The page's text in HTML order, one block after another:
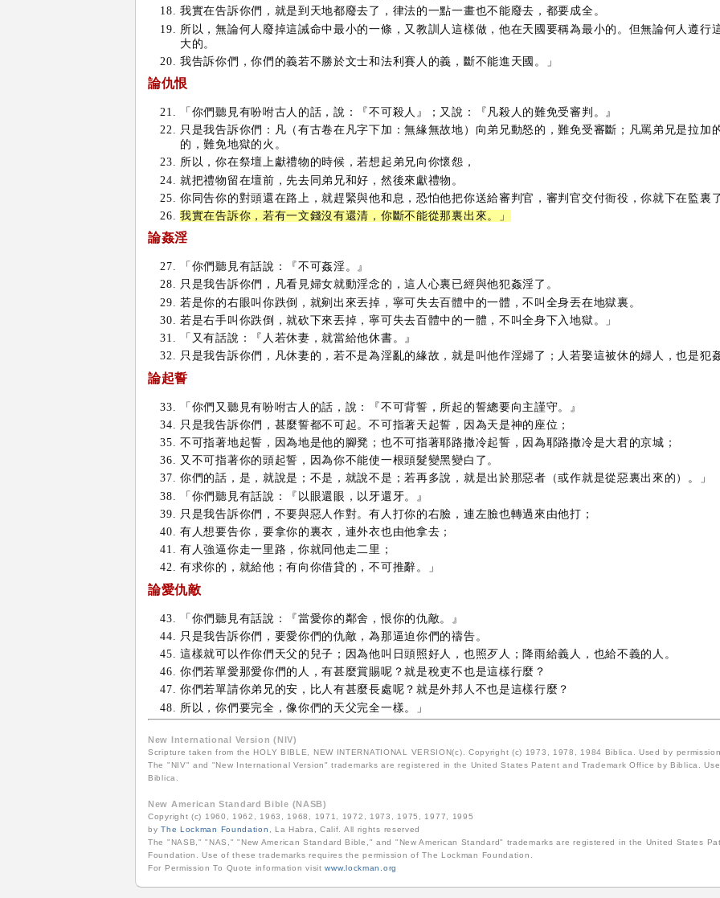
我實在告訴你們，就是到天地都廢去了，律法的一點一畫也不能廢去，都要成全。
所以，無論何人廢掉這誡命中最小的一條，又教訓人這樣做，他在天國要稱為最小的。但無論何人遵行
大的。
我告訴你們，你們的義若不勝於文士和法利賽人的義，斷不能進天國。」
論仇恨
「你們聽見有吩咐古人的話，說：『不可殺人』；又說：『凡殺人的難免受審判。』
只是我告訴你們：凡（有古卷在凡字下加：無緣無故地）向弟兄動怒的，難免受審斷；凡罵弟兄是拉加
的，難免地獄的火。
所以，你在祭壇上獻禮物的時候，若想起弟兄向你懷怨，
就把禮物留在壇前，先去同弟兄和好，然後來獻禮物。
你同告你的對頭還在路上，就趕緊與他和息，恐怕他把你送給審判官，審判官交付衙役，你就下在監裏了
我實在告訴你，若有一文錢沒有還清，你斷不能從那裏出來。」
論姦淫
「你們聽見有話說：『不可姦淫。』
只是我告訴你們，凡看見婦女就動淫念的，這人心裏已經與他犯姦淫了。
若是你的右眼叫你跌倒，就剜出來丟掉，寧可失去百體中的一體，不叫全身丟在地獄裏。
若是右手叫你跌倒，就砍下來丟掉，寧可失去百體中的一體，不叫全身下入地獄。」
「又有話說：『人若休妻，就當給他休書。』
只是我告訴你們，凡休妻的，若不是為淫亂的緣故，就是叫他作淫婦了；人若娶這被休的婦人，也是犯
論起誓
「你們又聽見有吩咐古人的話，說：『不可背誓，所起的誓總要向主謹守。』
只是我告訴你們，甚麼誓都不可起。不可指著天起誓，因為天是神的座位；
不可指著地起誓，因為地是他的腳凳；也不可指著耶路撒冷起誓，因為耶路撒冷是大君的京城；
又不可指著你的頭起誓，因為你不能使一根頭髮變黑變白了。
你們的話，是，就說是；不是，就說不是；若再多說，就是出於那惡者（或作就是從惡裏出來的）。」
「你們聽見有話說：『以眼還眼，以牙還牙。』
只是我告訴你們，不要與惡人作對。有人打你的右臉，連左臉也轉過來由他打；
有人想要告你，要拿你的裏衣，連外衣也由他拿去；
有人強逼你走一里路，你就同他走二里；
有求你的，就給他；有向你借貸的，不可推辭。」
論愛仇敵
「你們聽見有話說：『當愛你的鄰舍，恨你的仇敵。』
只是我告訴你們，要愛你們的仇敵，為那逼迫你們的禱告。
這樣就可以作你們天父的兒子；因為他叫日頭照好人，也照歹人；降雨給義人，也給不義的人。
你們若單愛那愛你們的人，有甚麼賞賜呢？就是稅吏不也是這樣行麼？
你們若單請你弟兄的安，比人有甚麼長處呢？就是外邦人不也是這樣行麼？
所以，你們要完全，像你們的天父完全一樣。」
New International Version (NIV)
Scripture taken from the HOLY BIBLE, NEW INTERNATIONAL VERSION(c). Copyright (c) 1973, 1978, 1984 Biblica. Used by
The "NIV" and "New International Version" trademarks are registered in the United States Patent and Trademark Office by Biblica.
Biblica.
New American Standard Bible (NASB)
Copyright (c) 1960, 1962, 1963, 1968, 1971, 1972, 1973, 1975, 1977, 1995
byThe Lockman Foundation
, La Habra, Calif. All rights reserved
The "NASB," "NAS," "New American Standard Bible," and "New American Standard" trademarks are registered in the United States
Foundation. Use of these trademarks requires the permission of The Lockman Foundation.
For Permission To Quote information visitwww.lockman.org